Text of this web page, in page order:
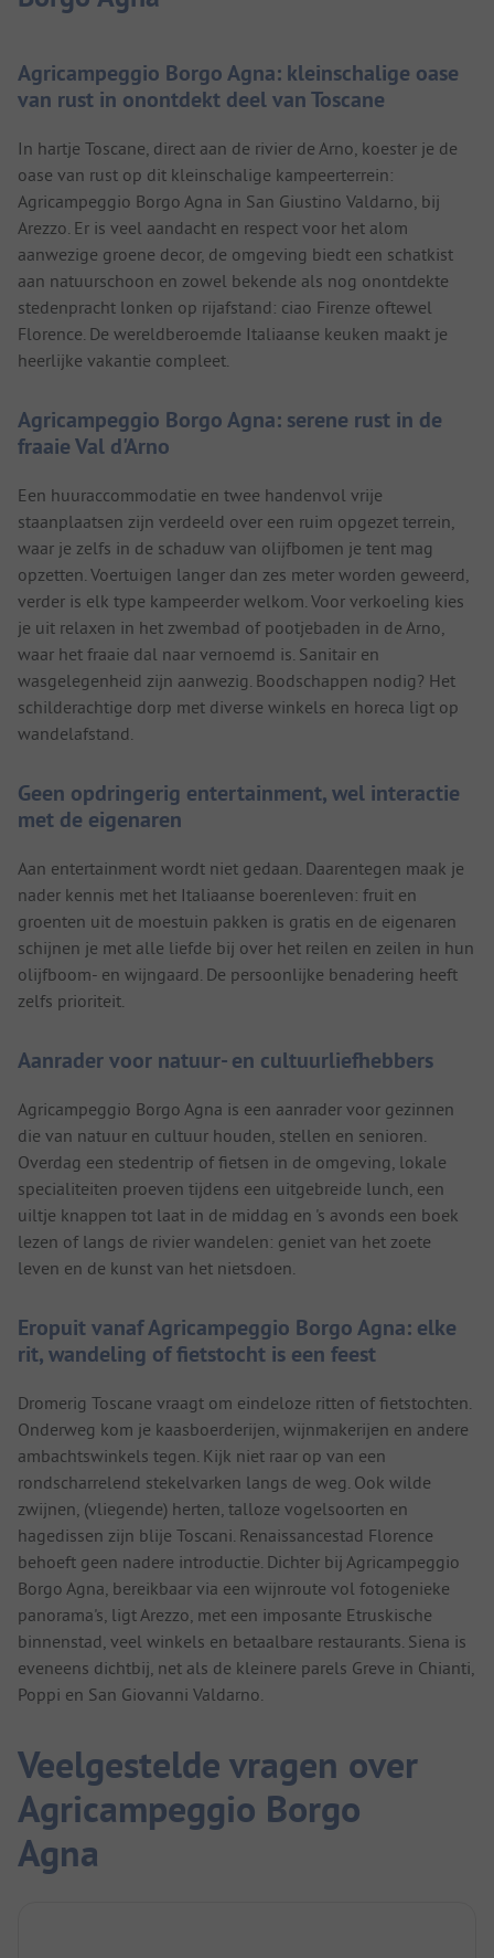
Agricampeggio Borgo Agna: kleinschalige oase
van rust in onontdekt deel van Toscane
In hartje Toscane, direct aan de rivier de Arno, koester je de
oase van rust op dit kleinschalige kampeerterrein:
Agricampeggio Borgo Agna in San Giustino Valdarno, bij
Arezzo. Er is veel aandacht en respect voor het alom
aanwezige groene decor, de omgeving biedt een schatkist
aan natuurschoon en zowel bekende als nog onontdekte
stedenpracht lonken op rijafstand: ciao Firenze oftewel
Florence. De wereldberoemde Italiaanse keuken maakt je
heerlijke vakantie compleet.
Agricampeggio Borgo Agna: serene rust in de
fraaie Val d'Arno
Een huuraccommodatie en twee handenvol vrije
staanplaatsen zijn verdeeld over een ruim opgezet terrein,
waar je zelfs in de schaduw van olijfbomen je tent mag
opzetten. Voertuigen langer dan zes meter worden geweerd,
verder is elk type kampeerder welkom. Voor verkoeling kies
je uit relaxen in het zwembad of pootjebaden in de Arno,
waar het fraaie dal naar vernoemd is. Sanitair en
wasgelegenheid zijn aanwezig. Boodschappen nodig? Het
schilderachtige dorp met diverse winkels en horeca ligt op
wandelafstand.
Geen opdringerig entertainment, wel interactie
met de eigenaren
Aan entertainment wordt niet gedaan. Daarentegen maak je
nader kennis met het Italiaanse boerenleven: fruit en
groenten uit de moestuin pakken is gratis en de eigenaren
schijnen je met alle liefde bij over het reilen en zeilen in hun
olijfboom- en wijngaard. De persoonlijke benadering heeft
zelfs prioriteit.
Aanrader voor natuur- en cultuurliefhebbers
Agricampeggio Borgo Agna is een aanrader voor gezinnen
die van natuur en cultuur houden, stellen en senioren.
Overdag een stedentrip of fietsen in de omgeving, lokale
specialiteiten proeven tijdens een uitgebreide lunch, een
uiltje knappen tot laat in de middag en 's avonds een boek
lezen of langs de rivier wandelen: geniet van het zoete
leven en de kunst van het nietsdoen.
Eropuit vanaf Agricampeggio Borgo Agna: elke
rit, wandeling of fietstocht is een feest
Dromerig Toscane vraagt om eindeloze ritten of fietstochten.
Onderweg kom je kaasboerderijen, wijnmakerijen en andere
ambachtswinkels tegen. Kijk niet raar op van een
rondscharrelend stekelvarken langs de weg. Ook wilde
zwijnen, (vliegende) herten, talloze vogelsoorten en
hagedissen zijn blije Toscani. Renaissancestad Florence
behoeft geen nadere introductie. Dichter bij Agricampeggio
Borgo Agna, bereikbaar via een wijnroute vol fotogenieke
panorama's, ligt Arezzo, met een imposante Etruskische
binnenstad, veel winkels en betaalbare restaurants. Siena is
eveneens dichtbij, net als de kleinere parels Greve in Chianti,
Poppi en San Giovanni Valdarno.
Veelgestelde vragen over
Agricampeggio Borgo
Agna